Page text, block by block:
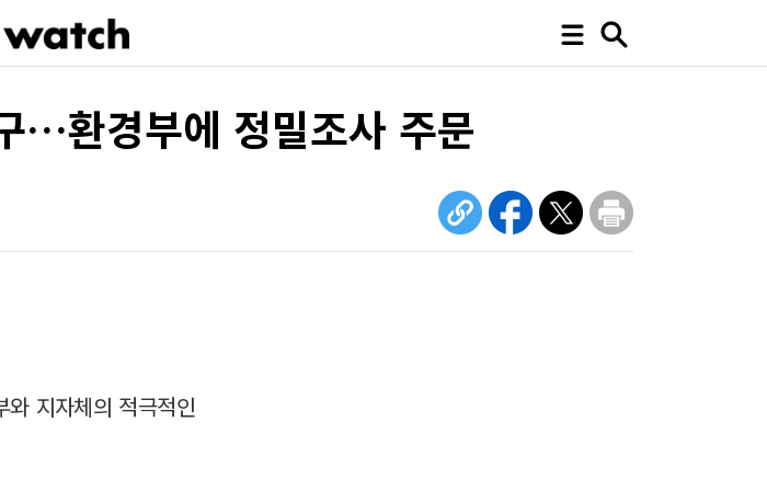
…환경부에 정밀조사 주문
지자체의 적극적인